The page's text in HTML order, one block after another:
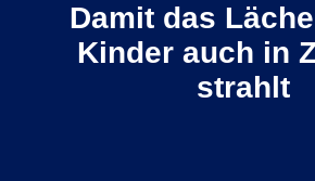
Damit das
Kinder auch in
strahlt